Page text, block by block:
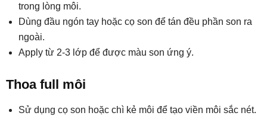
trong lòng môi.
Dùng đầu ngón tay hoặc cọ son để tán đều phần son ra
ngoài.
Apply từ 2-3 lớp để được màu son ứng ý.
Thoa full môi
Sử dụng cọ son hoặc chì kẻ môi để tạo viền môi sắc nét.